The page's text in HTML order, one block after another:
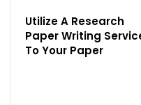
Utilize A Research
Paper Writing
To Your Paper